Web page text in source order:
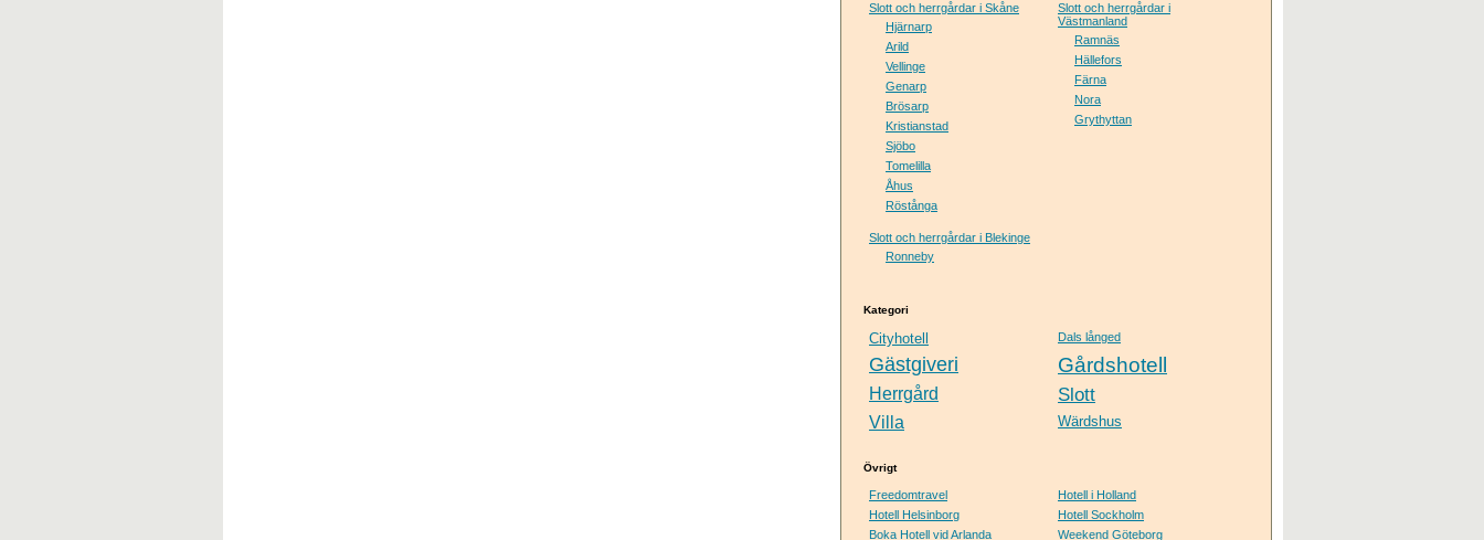
Slott och herrgårdar i Skåne
Hjärnarp
Arild
Vellinge
Genarp
Brösarp
Kristianstad
Sjöbo
Tomelilla
Åhus
Röstånga
Slott och herrgårdar i
Västmanland
Ramnäs
Hällefors
Färna
Nora
Grythyttan
Slott och herrgårdar i Blekinge
Ronneby
Kategori
Cityhotell Dals långed
Gästgiveri Gårdshotell
Herrgård Slott
Villa Wärdshus
Övrigt
Freedomtravel
Hotell i Holland
Hotell Helsinborg
Hotell Sockholm
Boka Hotell vid Arlanda
Weekend Göteborg